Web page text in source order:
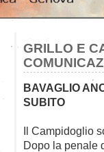
GRILLO E
BAVAGLIO
SUBITO
Il Campidoglio
Dopo la penale